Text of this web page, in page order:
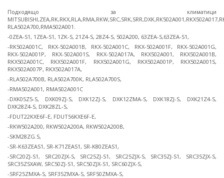
Подходящо за климатици
RLA502A700,RMA502A001.
-0ZEA-S1, 1ZEA-S1, 1ZK-S, 21Z4-S, 28Z4-S, 502A200, 63ZEA-S,63ZEA-S1,
-RK502A001C, RKX-502A001B, RKX-502A001C, RKX-502A001F, RKX-502A001G,
RKX-502A001P, RKX-502A001S, RKX-502A017A, RKX502A001, RKX502A001B,
RKX502A001C, RKX502A001F, RKX502A001G, RKX502A001P, RKX502A001S,
RKX502A007P, RKX502A017A,
-RLA502A700B, RLA502A700K, RLA502A700S,
-RMA502A001, RMA502A001C
-DXK05Z5-S, DXK09ZJ-S, DXK12ZJ-S, DXK12ZMA-S, DXK18ZJ-S, DXK21Z4-S,
DXK28Z4-S, DXK28ZL-S,
-FDUT22KXE6F-E, FDUT56KXE6F-E,
-RKW502A200, RKW502A200A, RKW502A200B,
-SKM28ZG.S,
-SR-K63ZEAS1, SR-K71ZEAS1, SR-K80ZEAS1,
-SRC20ZJ-S1, SRC20ZJX-S, SRC25ZJ-S1, SRC25ZJX-S, SRC35ZJ-S1, SRC35ZJX-S,
SRC35ZSXAW, SRC50ZJ-S1, SRC50ZJX-S1, SRC60ZJX-S,
-SRF25ZMXA-S, SRF35ZMXA-S, SRF50ZMXA-S,